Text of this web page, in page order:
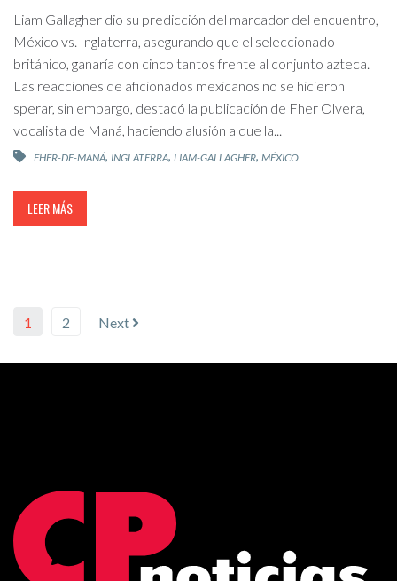
Liam Gallagher dio su predicción del marcador del encuentro,
México vs. Inglaterra, asegurando que el seleccionado
británico, ganaría con cinco tantos frente al conjunto azteca.
Las reacciones de aficionados mexicanos no se hicieron
sperar, sin embargo, destacó la publicación de Fher Olvera,
vocalista de Maná, haciendo alusión a que la...
FHER-DE-MANÁ, INGLATERRA, LIAM-GALLAGHER, MÉXICO
LEER MÁS
1 2 Next